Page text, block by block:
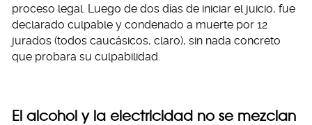
proceso legal. Luego de dos días de iniciar el juicio, fue
declarado culpable y condenado a muerte por 12
jurados (todos caucásicos, claro), sin nada concreto
que probara su culpabilidad.
El alcohol y la electricidad no se mezclan